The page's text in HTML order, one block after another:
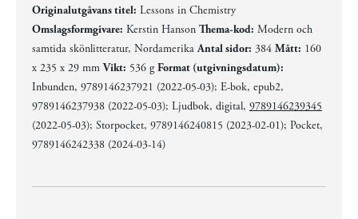
Originalutgåvans titel: Lessons in Chemistry
Omslagsformgivare: Kerstin Hanson Thema-kod: Modern och
samtida skönlitteratur, NordamerikaAntal sidor: 384 Mått: 160
x 235 x 29 mmVikt: 536 gFormat (utgivningsdatum):
Inbunden, 9789146237921 (2022-05-03); E-bok, epub2,
9789146237938 (2022-05-03); Ljudbok, digital, 9789146239345
(2022-05-03); Storpocket, 9789146240815 (2023-02-01); Pocket,
9789146242338 (2024-03-14)